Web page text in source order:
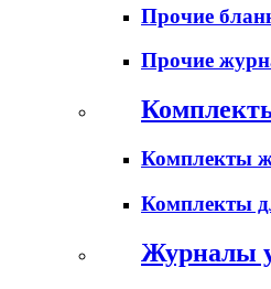
Прочие
Прочие
Комплекты
Комплекты
Журналы